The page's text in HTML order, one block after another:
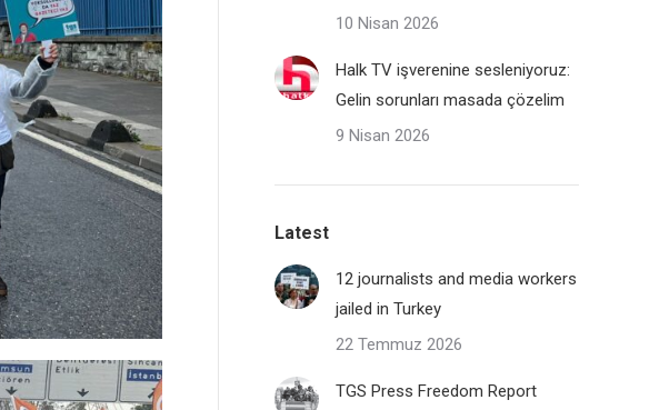
10 Nisan 2026
Halk TV işverenine sesleniyoruz:
Gelin sorunları masada çözelim
9 Nisan 2026
Latest
12 journalists and media workers
jailed in Turkey
22 Temmuz 2026
TGS Press Freedom Report